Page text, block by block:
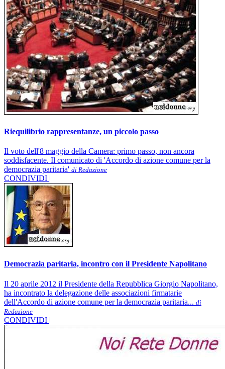
Riequilibrio rappresentanze, un piccolo passo
Il voto dell'8 maggio della Camera: primo passo, non ancora
soddisfacente. Il comunicato di 'Accordo di azione comune per la
democrazia paritaria' di Redazione
CONDIVIDI |
Democrazia paritaria, incontro con il Presidente Napolitano
Il 20 aprile 2012 il Presidente della Repubblica Giorgio Napolitano,
ha incontrato la delegazione delle associazioni firmatarie
dell'Accordo di azione comune per la democrazia paritaria... di
Redazione
CONDIVIDI |